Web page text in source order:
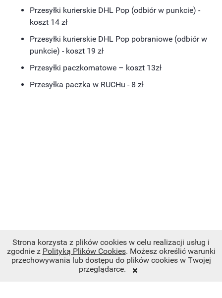
Strona korzysta z plików cookies w celu realizacji usług i
zgodnie z Polityką Plików Cookies. Możesz określić warunki
przechowywania lub dostępu do plików cookies w Twojej
przeglądarce.
Przesyłki kurierskie DHL Pop (odbiór w punkcie) -
koszt 14 zł
Przesyłki kurierskie DHL Pop pobraniowe (odbiór w
punkcie) - koszt 19 zł
Przesyłki paczkomatowe – koszt 13zł
Przesyłka paczka w RUCHu - 8 zł